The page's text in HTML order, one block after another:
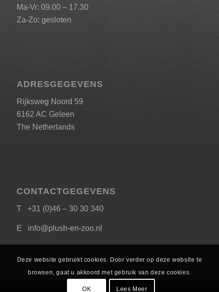
Ma-Vr: 09.00 – 17.30
Za-Zo: gesloten
ADRESGEGEVENS
Rijksweg Noord 59
6162 AC Geleen
The Netherlands
CONTACTGEGEVENS
T +31 (0)46 – 30 30 340
E info@plush-en-zoo.nl
Deze website gebruikt cookies. Door verder op deze website te
browsen, gaat u akkoord met gebruik van deze cookies.
OK Lees Meer